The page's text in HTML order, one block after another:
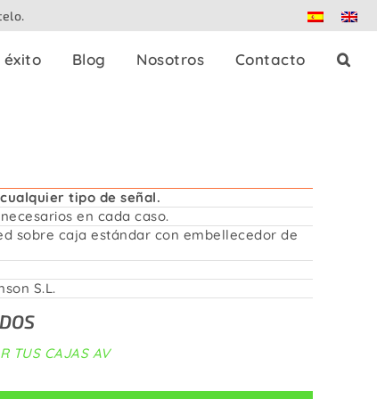
Patch panels
Controladores
éxito Blog Nosotros Contacto
tipo de señal.
en cada caso.
sobre caja estándar con embellecedor de
S.L.
TUS CAJAS AV